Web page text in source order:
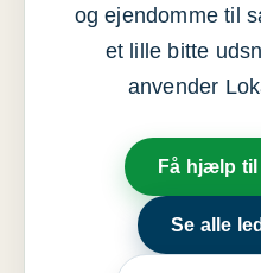
og ejendomme til
et lille bitte
anvender
Få hjælp
Se alle